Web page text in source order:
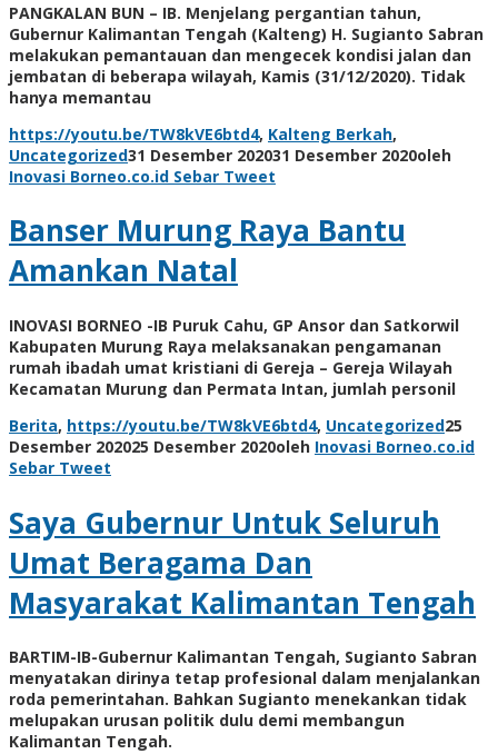
PANGKALAN BUN – IB. Menjelang pergantian tahun,
Gubernur Kalimantan Tengah (Kalteng) H. Sugianto Sabran
melakukan pemantauan dan mengecek kondisi jalan dan
jembatan di beberapa wilayah, Kamis (31/12/2020). Tidak
hanya memantau
https://youtu.be/TW8kVE6btd4, Kalteng Berkah,
Uncategorized31 Desember 202031 Desember 2020oleh
Inovasi Borneo.co.id Sebar Tweet
Banser Murung Raya Bantu
Amankan Natal
INOVASI BORNEO -IB Puruk Cahu, GP Ansor dan Satkorwil
Kabupaten Murung Raya melaksanakan pengamanan
rumah ibadah umat kristiani di Gereja – Gereja Wilayah
Kecamatan Murung dan Permata Intan, jumlah personil
Berita, https://youtu.be/TW8kVE6btd4, Uncategorized25
Desember 202025 Desember 2020oleh Inovasi Borneo.co.id
Sebar Tweet
Saya Gubernur Untuk Seluruh
Umat Beragama Dan
Masyarakat Kalimantan Tengah
BARTIM-IB-Gubernur Kalimantan Tengah, Sugianto Sabran
menyatakan dirinya tetap profesional dalam menjalankan
roda pemerintahan. Bahkan Sugianto menekankan tidak
melupakan urusan politik dulu demi membangun
Kalimantan Tengah.